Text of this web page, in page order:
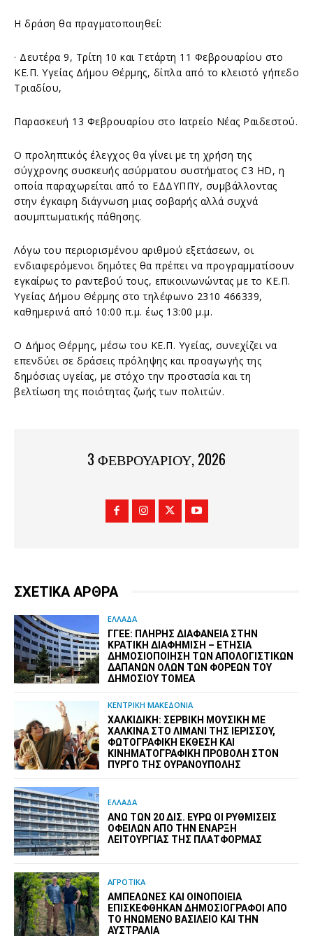
Η δράση θα πραγματοποιηθεί:
· Δευτέρα 9, Τρίτη 10 και Τετάρτη 11 Φεβρουαρίου στο
ΚΕ.Π. Υγείας Δήμου Θέρμης, δίπλα από το κλειστό γήπεδο
Τριαδίου,
Παρασκευή 13 Φεβρουαρίου στο Ιατρείο Νέας Ραιδεστού.
Ο προληπτικός έλεγχος θα γίνει με τη χρήση της
σύγχρονης συσκευής ασύρματου συστήματος C3 HD, η
οποία παραχωρείται από το ΕΔΔΥΠΠΥ, συμβάλλοντας
στην έγκαιρη διάγνωση μιας σοβαρής αλλά συχνά
ασυμπτωματικής πάθησης.
Λόγω του περιορισμένου αριθμού εξετάσεων, οι
ενδιαφερόμενοι δημότες θα πρέπει να προγραμματίσουν
εγκαίρως το ραντεβού τους, επικοινωνώντας με το ΚΕ.Π.
Υγείας Δήμου Θέρμης στο τηλέφωνο 2310 466339,
καθημερινά από 10:00 π.μ. έως 13:00 μ.μ.
Ο Δήμος Θέρμης, μέσω του ΚΕ.Π. Υγείας, συνεχίζει να
επενδύει σε δράσεις πρόληψης και προαγωγής της
δημόσιας υγείας, με στόχο την προστασία και τη
βελτίωση της ποιότητας ζωής των πολιτών.
3 ΦΕΒΡΟΥΑΡΊΟΥ, 2026
ΣΧΕΤΙΚΑ ΑΡΘΡΑ
ΕΛΛΑΔΑ
ΓΓΕΕ: ΠΛΉΡΗΣ ΔΙΑΦΆΝΕΙΑ ΣΤΗΝ
ΚΡΑΤΙΚΉ ΔΙΑΦΉΜΙΣΗ – EΤΉΣΙΑ
ΔΗΜΟΣΙΟΠΟΊΗΣΗ ΤΩΝ ΑΠΟΛΟΓΙΣΤΙΚΏΝ
ΔΑΠΑΝΏΝ ΌΛΩΝ ΤΩΝ ΦΟΡΈΩΝ ΤΟΥ
ΔΗΜΟΣΊΟΥ ΤΟΜΈΑ
ΚΕΝΤΡΙΚΗ ΜΑΚΕΔΟΝΙΑ
ΧΑΛΚΙΔΙΚΉ: ΣΕΡΒΙΚΉ ΜΟΥΣΙΚΉ ΜΕ
ΧΆΛΚΙΝΑ ΣΤΟ ΛΙΜΆΝΙ ΤΗΣ ΙΕΡΙΣΣΟΎ,
ΦΩΤΟΓΡΑΦΙΚΉ ΈΚΘΕΣΗ ΚΑΙ
ΚΙΝΗΜΑΤΟΓΡΑΦΙΚΉ ΠΡΟΒΟΛΉ ΣΤΟΝ
ΠΎΡΓΟ ΤΗΣ ΟΥΡΑΝΟΎΠΟΛΗΣ
ΕΛΛΑΔΑ
ΆΝΩ ΤΩΝ 20 ΔΙΣ. ΕΥΡΏ ΟΙ ΡΥΘΜΊΣΕΙΣ
ΟΦΕΙΛΏΝ ΑΠΌ ΤΗΝ ΈΝΑΡΞΗ
ΛΕΙΤΟΥΡΓΊΑΣ ΤΗΣ ΠΛΑΤΦΌΡΜΑΣ
ΑΓΡΟΤΙΚΑ
ΑΜΠΕΛΏΝΕΣ ΚΑΙ ΟΙΝΟΠΟΙΕΊΑ
ΕΠΙΣΚΈΦΘΗΚΑΝ ΔΗΜΟΣΙΟΓΡΆΦΟΙ ΑΠΌ
ΤΟ ΗΝΩΜΈΝΟ ΒΑΣΊΛΕΙΟ ΚΑΙ ΤΗΝ
ΑΥΣΤΡΑΛΊΑ